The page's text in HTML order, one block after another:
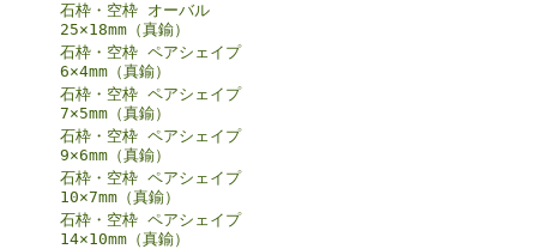
石枠・空枠 オーバル
25×18mm（真鍮）
石枠・空枠 ペアシェイプ
6×4mm（真鍮）
石枠・空枠 ペアシェイプ
7×5mm（真鍮）
石枠・空枠 ペアシェイプ
9×6mm（真鍮）
石枠・空枠 ペアシェイプ
10×7mm（真鍮）
石枠・空枠 ペアシェイプ
14×10mm（真鍮）